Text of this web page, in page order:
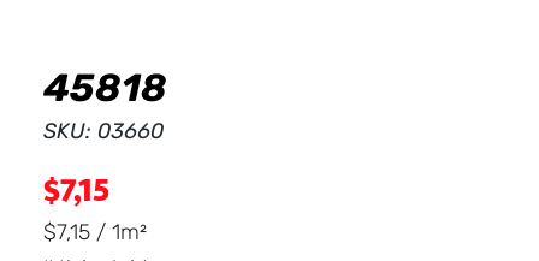
45818
SKU: 03660
$7,15Precio
$7,15 / 1m²